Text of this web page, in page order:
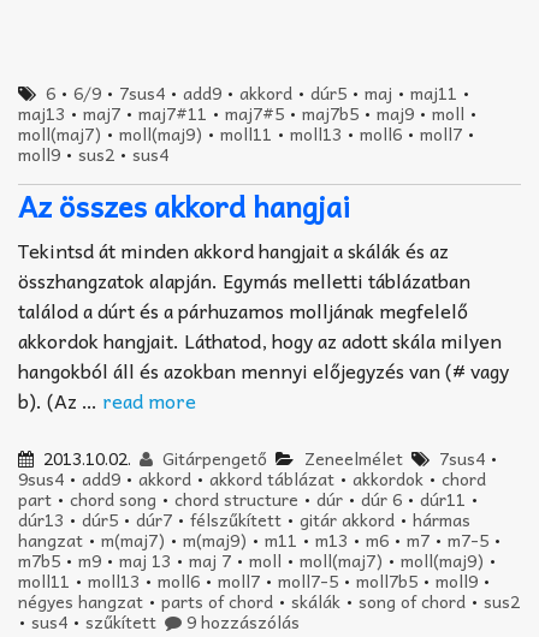
6 •6/9 • 7sus4 •add9 •akkord •dúr5 •maj •maj11 •
maj13 • maj7 • maj7#11 • maj7#5 • maj7b5 • maj9 • moll •
moll(maj7)• moll(maj9) • moll11 • moll13 • moll6• moll7 •
moll9 • sus2 • sus4
Az összes akkord hangjai
Tekintsd át minden akkord hangjait a skálák és az
összhangzatok alapján. Egymás melletti táblázatban
találod a dúrt és a párhuzamos molljának megfelelő
akkordok hangjait. Láthatod, hogy az adott skála milyen
hangokból áll és azokban mennyi előjegyzés van (# vagy
b). (Az … read more
2013.10.02. Gitárpengető Zeneelmélet 7sus4•
9sus4 • add9 • akkord • akkord táblázat • akkordok • chord
part • chord song • chord structure • dúr • dúr 6 • dúr11 •
dúr13 • dúr5 • dúr7 • félszűkített • gitár akkord • hármas
hangzat • m(maj7) • m(maj9) • m11 • m13 • m6 • m7 • m7-5 •
m7b5 • m9 • maj 13 • maj 7 • moll • moll(maj7) • moll(maj9) •
moll11 • moll13 • moll6 • moll7 • moll7-5 • moll7b5 • moll9 •
négyes hangzat • parts of chord • skálák • song of chord • sus2
• sus4 • szűkített 9 hozzászólás